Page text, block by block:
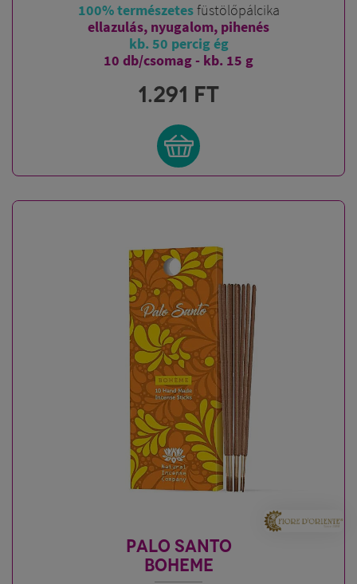
100% természetesfüstölőpálcika
ellazulás, nyugalom, pihenés
kb. 50 percig ég
10 db/csomag - kb. 15 g
1.291 FT
PALO SANTO
BOHEME